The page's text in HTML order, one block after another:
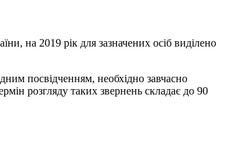
на 2019 рік для зазначених осіб виділено
посвідченням, необхідно завчасно
розгляду таких звернень складає до 90